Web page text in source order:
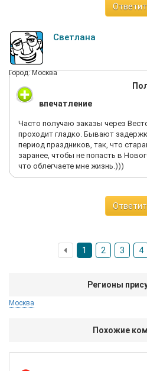
Светлана
Город: Москва
впечатление
Часто получаю заказы через
проходит гладко. Бывают
период праздников, так, что
заранее, чтобы не попасть в
что облегчаете мне жизнь.)))
1 2 3 4
Регионы
Москва
Похожие